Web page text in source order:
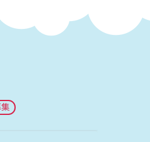
集